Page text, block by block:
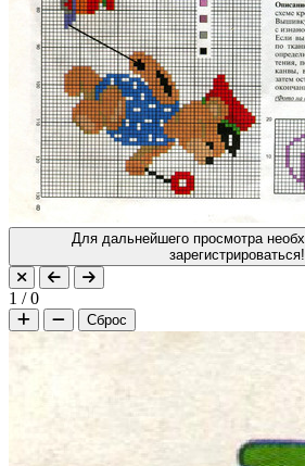
Для дальнейшего просмотра необходимо войти или
зарегистрироваться!
1 /0
Сброс